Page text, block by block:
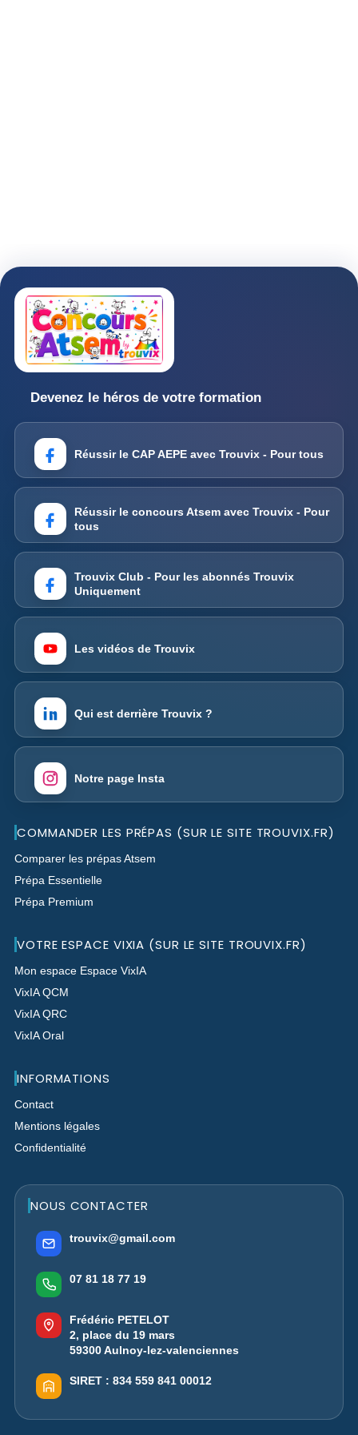
Devenez le héros de votre formation
Réussir le CAP AEPE avec Trouvix - Pour tous
Réussir le concours Atsem avec Trouvix - Pour
tous
Trouvix Club - Pour les abonnés Trouvix
Uniquement
Les vidéos de Trouvix
Qui est derrière Trouvix ?
Notre page Insta
COMMANDER LES PRÉPAS (SUR LE SITE TROUVIX.FR)
Comparer les prépas Atsem
Prépa Essentielle
Prépa Premium
VOTRE ESPACE VIXIA (SUR LE SITE TROUVIX.FR)
Mon espace Espace VixIA
VixIA QCM
VixIA QRC
VixIA Oral
INFORMATIONS
Contact
Mentions légales
Confidentialité
NOUS CONTACTER
trouvix@gmail.com
07 81 18 77 19
Frédéric PETELOT
2, place du 19 mars
59300 Aulnoy-lez-valenciennes
SIRET : 834 559 841 00012